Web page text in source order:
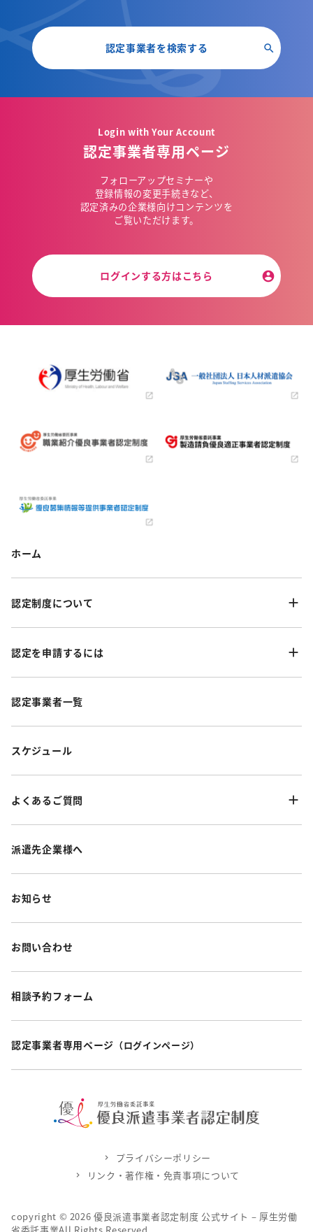
認定事業者を検索する
Login with Your Account
認定事業者専用ページ
フォローアップセミナーや
登録情報の変更手続きなど、
認定済みの企業様向けコンテンツを
ご覧いただけます。
ログインする方はこちら
ホーム
認定制度について
認定を申請するには
認定事業者一覧
スケジュール
よくあるご質問
派遣先企業様へ
お知らせ
お問い合わせ
相談予約フォーム
認定事業者専用ページ （ログインページ）
copyright © 2026 優良派遣事業者認定制度 公式サイト – 厚生労働
プライバシーポリシー
リンク・著作権・免責事項について